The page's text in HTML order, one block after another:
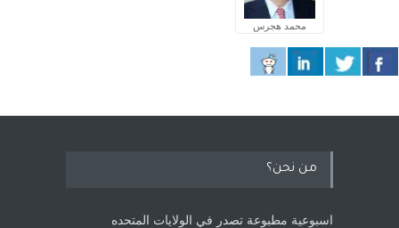
محمد هجرس
من نحن؟
اسبوعية مطبوعة تصدر في الولايات المتحده